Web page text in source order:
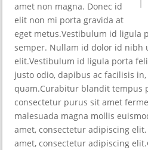
amet non magna. Donec id
elit non mi porta gravida at
eget metus.Vestibulum id ligula
semper. Nullam id dolor id nibh
elit.Vestibulum id ligula porta
justo odio, dapibus ac facilisis in,
quam.Curabitur blandit tempus
consectetur purus sit amet
malesuada magna mollis
amet, consectetur adipiscing
amet, consectetur adipiscing